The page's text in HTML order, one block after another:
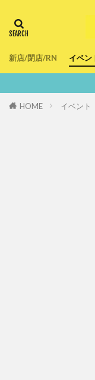
新店/閉店/RN イベン
鮮度100
HOME イベント